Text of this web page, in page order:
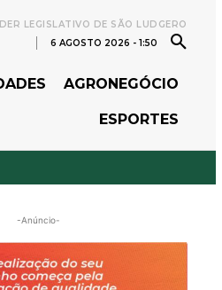
LEGISLATIVO DE SÃO LUDGERO
6 AGOSTO 2026 - 1:50
AGRONEGÓCIO
ESPORTES
-Anúncio-